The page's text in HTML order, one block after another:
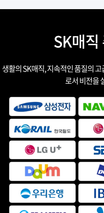
SK매직
생활의 SK매직, 지속적인 품질의
로서 비전을